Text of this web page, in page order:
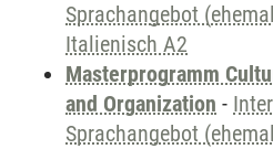
Sprachangebot
Italienisch A2
Masterprogramm
and Organization -
Sprachangebot